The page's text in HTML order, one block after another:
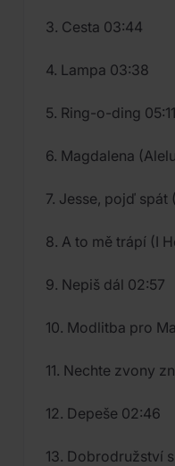
3. Cesta 03:44
4. Lampa 03:38
5. Ring-o-ding 05:11
6. Magdalena
7. Jesse, pojď spát
8. A to mě trápí (I
9. Nepiš dál 02:57
10. Modlitba pro
11. Nechte zvony
12. Depeše 02:46
13. Dobrodružství